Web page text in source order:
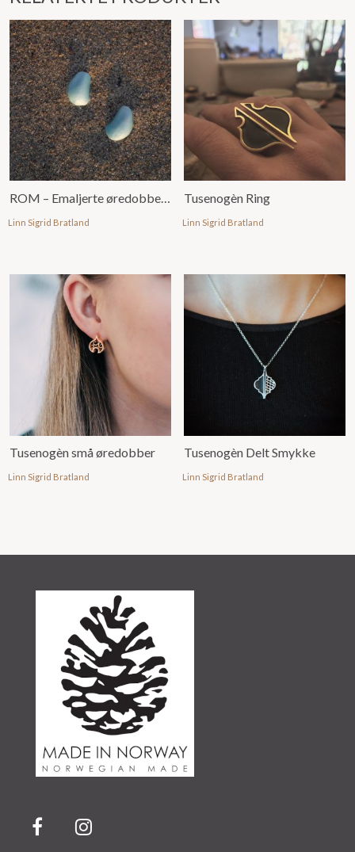
Linn Sigrid Bratland
Tusenogèn Ring
Linn Sigrid Bratland
Tusenogèn små øredobber
Linn Sigrid Bratland
Tusenogèn Delt Smykke
Linn Sigrid Bratland